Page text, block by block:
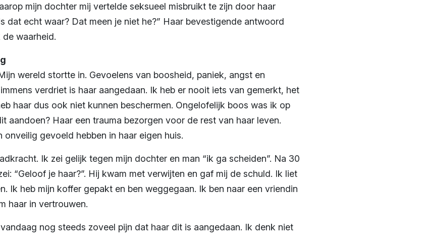
mijn dochter mij vertelde seksueel misbruikt te zijn door haar
dat echt waar? Dat meen je niet he?” Haar bevestigende antwoord
waarheid.
wereld stortte in. Gevoelens van boosheid, paniek, angst en
verdriet is haar aangedaan. Ik heb er nooit iets van gemerkt, het
haar dus ook niet kunnen beschermen. Ongelofelijk boos was ik op
aandoen? Haar een trauma bezorgen voor de rest van haar leven.
onveilig gevoeld hebben in haar eigen huis.
Ik zei gelijk tegen mijn dochter en man “ik ga scheiden”. Na 30
“Geloof je haar?”. Hij kwam met verwijten en gaf mij de schuld. Ik liet
Ik heb mijn koffer gepakt en ben weggegaan. Ik ben naar een vriendin
haar in vertrouwen.
nog steeds zoveel pijn dat haar dit is aangedaan. Ik denk niet